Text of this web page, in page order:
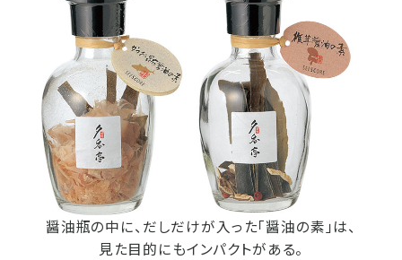
醤油瓶の中に、だしだけが入った「醤油の素」は、
見た目的にもインパクトがある。